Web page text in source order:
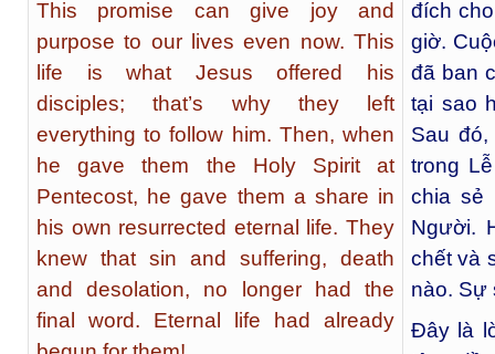
This promise can give joy and
purpose to our lives even now. This
life is what Jesus offered his
disciples; that’s why they left
everything to follow him. Then, when
he gave them the Holy Spirit at
Pentecost, he gave them a share in
his own resurrected eternal life. They
knew that sin and suffering, death
and desolation, no longer had the
final word. Eternal life had already
đích
giờ.
đã ban
tại sao
Sau
trong
chia
Người.
chết và
nào. Sự
Đây là